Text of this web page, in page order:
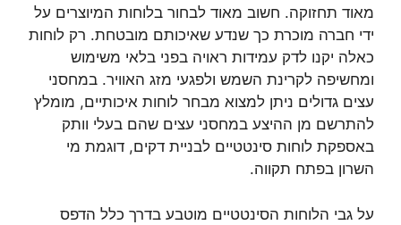
מאוד תחזוקה. חשוב מאוד לבחור בלוחות המיוצרים על
ידי חברה מוכרת כך שנדע שאיכותם מובטחת. רק לוחות
כאלה יקנו לדק עמידות ראויה בפני בלאי משימוש
ומחשיפה לקרינת השמש ולפגעי מזג האוויר. במחסני
עצים גדולים ניתן למצוא מבחר לוחות איכותיים, מומלץ
להתרשם מן ההיצע במחסני עצים שהם בעלי וותק
באספקת לוחות סינטטיים לבניית דקים, דוגמת מי
השרון בפתח תקווה.
על גבי הלוחות הסינטטיים מוטבע בדרך כלל הדפס